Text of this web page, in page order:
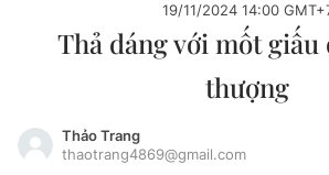
Chuyên mục khác
Thông tin tài khoản
Tin đã lưu
19/11/2024 14:00
Thả dáng với mốt
thượng
Thảo Trang
thaotrang4869@gmail.com